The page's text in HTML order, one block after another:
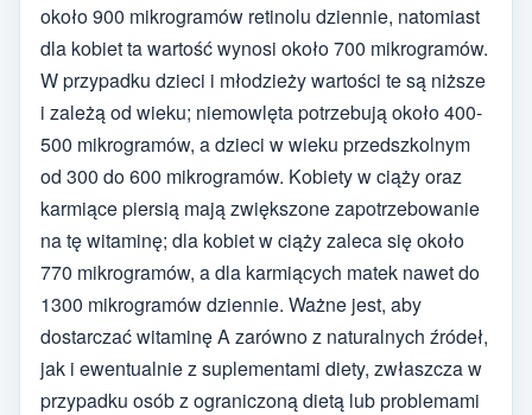
około 900 mikrogramów retinolu dziennie, natomiast
dla kobiet ta wartość wynosi około 700 mikrogramów.
W przypadku dzieci i młodzieży wartości te są niższe
i zależą od wieku; niemowlęta potrzebują około 400-
500 mikrogramów, a dzieci w wieku przedszkolnym
od 300 do 600 mikrogramów. Kobiety w ciąży oraz
karmiące piersią mają zwiększone zapotrzebowanie
na tę witaminę; dla kobiet w ciąży zaleca się około
770 mikrogramów, a dla karmiących matek nawet do
1300 mikrogramów dziennie. Ważne jest, aby
dostarczać witaminę A zarówno z naturalnych źródeł,
jak i ewentualnie z suplementami diety, zwłaszcza w
przypadku osób z ograniczoną dietą lub problemami